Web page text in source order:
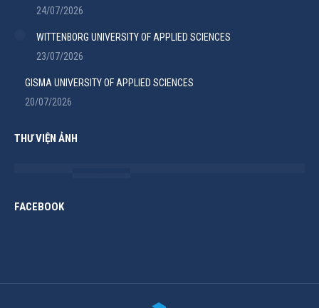
24/07/2026
WITTENBORG UNIVERSITY OF APPLIED SCIENCES
23/07/2026
GISMA UNIVERSITY OF APPLIED SCIENCES
20/07/2026
THƯ VIỆN ẢNH
FACEBOOK